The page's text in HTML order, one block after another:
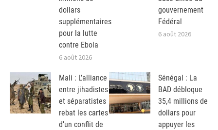
dollars
supplémentaires
pour la lutte
contre Ebola
6 août 2026
gouvernement
Fédéral
6 août 2026
Mali : L’alliance
entre jihadistes
et séparatistes
rebat les cartes
d’un conflit de
Sénégal : La
BAD débloque
35,4 millions de
dollars pour
appuyer les